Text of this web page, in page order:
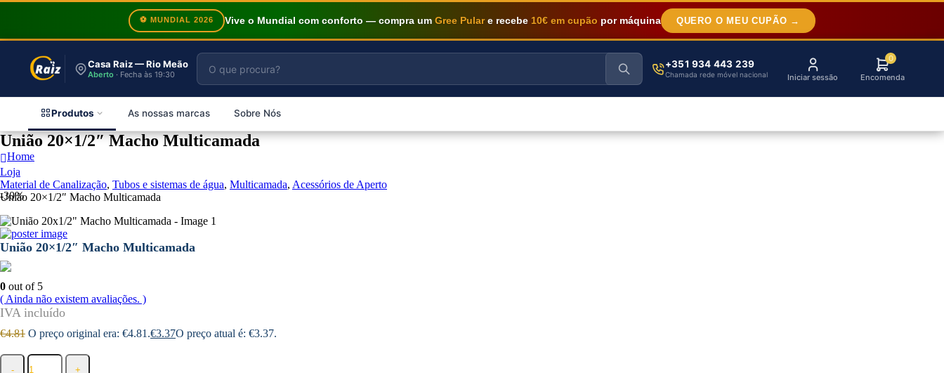
⚽ MUNDIAL 2026 Vive o Mundial com conforto — compra um Gree Pulare recebe 10€ em cupão por máquina QUERO O MEU CUPÃO →
Casa Raiz — Rio Meão
Aberto · Fecha às 19:30
+351 934 443 239
Chamada rede móvel nacional Iniciar sessão
0
Encomenda
Produtos As nossas marcas Sobre Nós
União 20×1/2″ Macho Multicamada
Home
Loja
Material de Canalização, Tubos e sistemas de água, Multicamada, Acessórios de Aperto
União 20×1/2″ Macho Multicamada
-30%
União 20×1/2″ Macho Multicamada
0 out of 5
( Ainda não existem avaliações. )
€4.81 O preço original era: €4.81.€3.37O preço atual é: €3.37.
- +